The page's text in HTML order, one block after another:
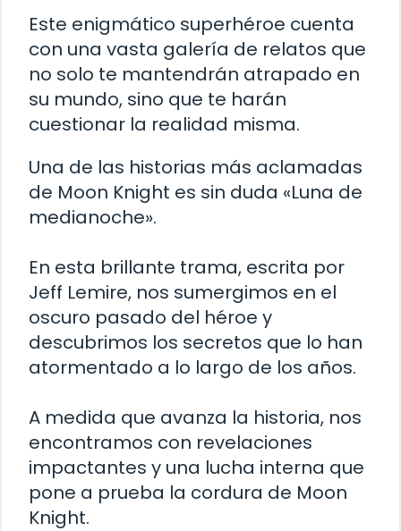
Este enigmático superhéroe cuenta
con una vasta galería de relatos que
no solo te mantendrán atrapado en
su mundo, sino que te harán
cuestionar la realidad misma.
Una de las historias más aclamadas
de Moon Knight es sin duda «Luna de
medianoche».
En esta brillante trama, escrita por
Jeff Lemire, nos sumergimos en el
oscuro pasado del héroe y
descubrimos los secretos que lo han
atormentado a lo largo de los años.
A medida que avanza la historia, nos
encontramos con revelaciones
impactantes y una lucha interna que
pone a prueba la cordura de Moon
Knight.